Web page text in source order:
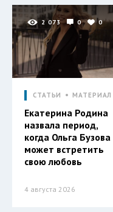
2 073 0 0
СТАТЬИ МАТЕРИАЛ
Екатерина Родина
назвала период,
когда Ольга Бузова
может встретить
свою любовь
4 августа 2026